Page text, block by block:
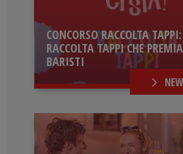
CONCORSO RACCOLTA
RACCOLTA TAPPI CHE
BARISTI